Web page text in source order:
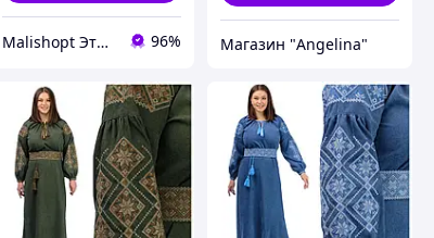
Malishopt Этническая одежда и головные уборы, все для крещения 96% Магазин "Angelina"